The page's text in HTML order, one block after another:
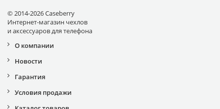
© 2014-2026 Caseberry
Интернет-магазин чехлов
и аксессуаров для телефона
О компании
Новости
Гарантия
Условия продажи